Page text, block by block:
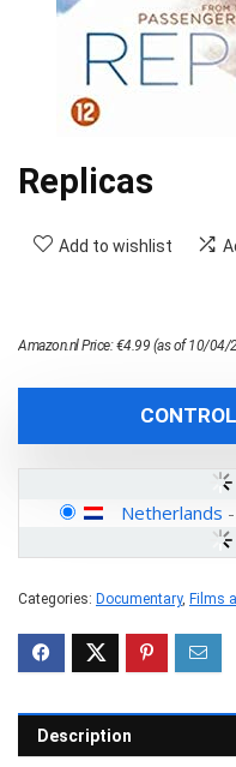
Replicas
Add to wishlist
Amazon.nl Price:€4.99 (as of 10/04/
Netherlands -
Categories: Documentary, Films
Description